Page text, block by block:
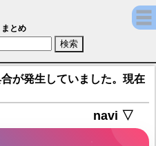
【イザリア】キャラ紹介
とめ
が発生していました。現在
navi ▽